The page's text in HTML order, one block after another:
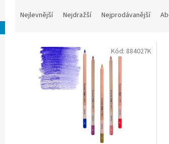
Nejlevnější Nejdražší Nejprodávanější
Kód: 884027K